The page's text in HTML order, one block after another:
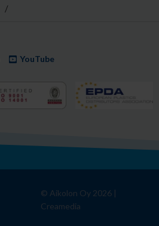
/
YouTube
© Aikolon Oy 2026 |
Creamedia